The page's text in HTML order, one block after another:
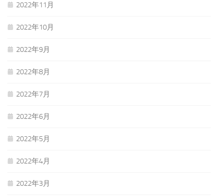
2022年11月
2022年10月
2022年9月
2022年8月
2022年7月
2022年6月
2022年5月
2022年4月
2022年3月